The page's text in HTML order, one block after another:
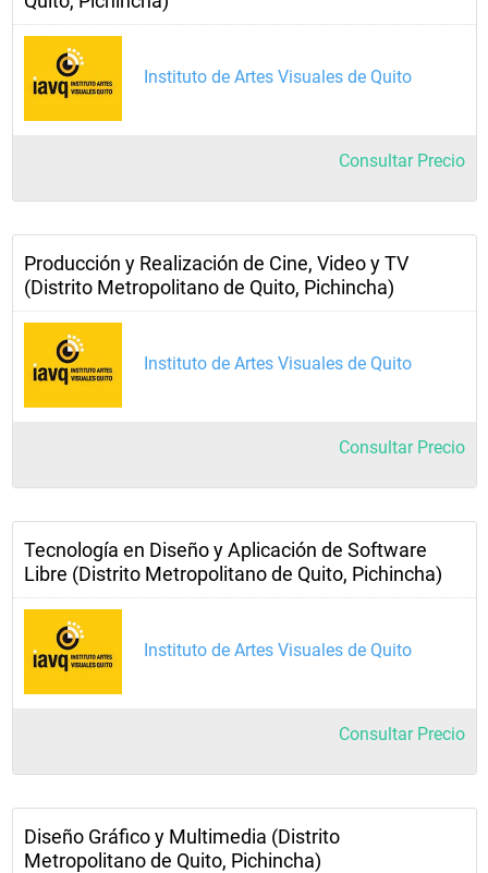
Instituto de Artes Visuales de Quito
Consultar Precio
Producción y Realización de Cine, Video y TV
(Distrito Metropolitano de Quito, Pichincha)
Instituto de Artes Visuales de Quito
Consultar Precio
Tecnología en Diseño y Aplicación de Software
Libre (Distrito Metropolitano de Quito, Pichincha)
Instituto de Artes Visuales de Quito
Consultar Precio
Diseño Gráfico y Multimedia (Distrito
Metropolitano de Quito, Pichincha)